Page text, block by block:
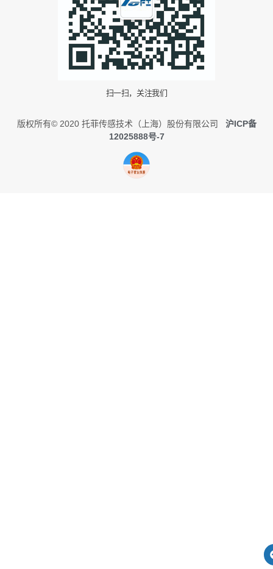
扫一扫，关注我们
版权所有© 2020 托菲传感技术（上海）股份有限公司
沪ICP备
12025888号-7